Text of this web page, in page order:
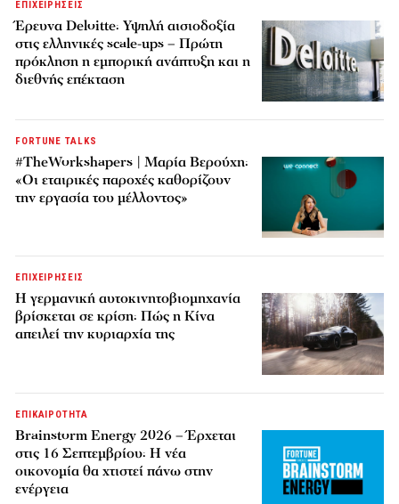
ΕΠΙΧΕΙΡΗΣΕΙΣ
Έρευνα Deloitte: Υψηλή αισιοδοξία
στις ελληνικές scale-ups – Πρώτη
πρόκληση η εμπορική ανάπτυξη και η
διεθνής επέκταση
FORTUNE TALKS
#TheWorkshapers | Μαρία Βερούχη:
«Οι εταιρικές παροχές καθορίζουν
την εργασία του μέλλοντος»
ΕΠΙΧΕΙΡΗΣΕΙΣ
Η γερμανική αυτοκινητοβιομηχανία
βρίσκεται σε κρίση: Πώς η Κίνα
απειλεί την κυριαρχία της
ΕΠΙΚΑΙΡΟΤΗΤΑ
Brainstorm Energy 2026 – Έρχεται
στις 16 Σεπτεμβρίου: Η νέα
οικονομία θα χτιστεί πάνω στην
ενέργεια